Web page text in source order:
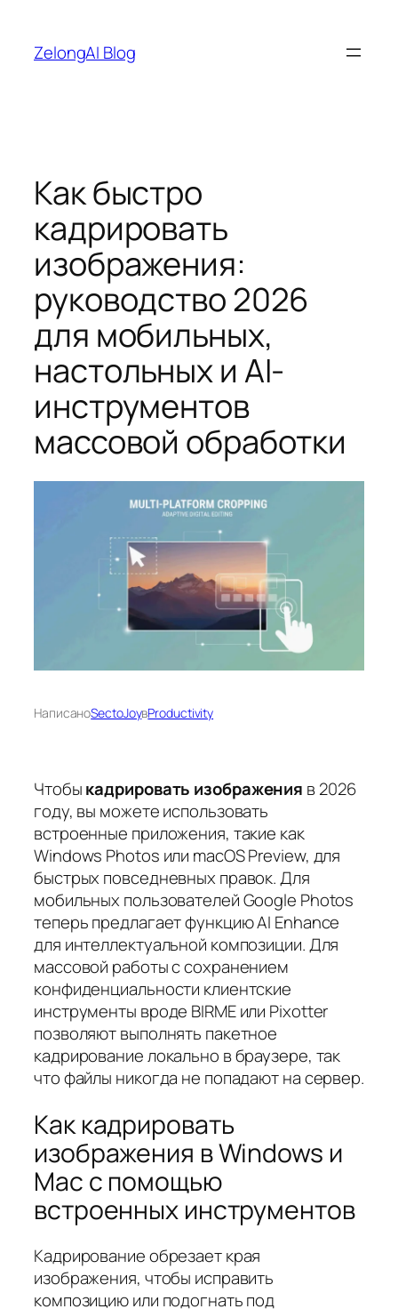
содержимому
ZelongAI Blog
Как быстро
кадрировать
изображения:
руководство 2026
для мобильных,
настольных и AI-
инструментов
массовой обработки
НаписаноSectoJoyвProductivity
Чтобыкадрировать изображения в 2026
году, вы можете использовать
встроенные приложения, такие как
Windows Photos или macOS Preview, для
быстрых повседневных правок. Для
мобильных пользователей Google Photos
теперь предлагает функцию AI Enhance
для интеллектуальной композиции. Для
массовой работы с сохранением
конфиденциальности клиентские
инструменты вроде BIRME или Pixotter
позволяют выполнять пакетное
кадрирование локально в браузере, так
что файлы никогда не попадают на сервер.
Как кадрировать
изображения в Windows и
Mac с помощью
встроенных инструментов
Кадрирование обрезает края
изображения, чтобы исправить
композицию или подогнать под